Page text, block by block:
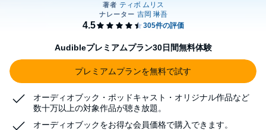
Audibleプレミアムプラン30日間無料体験
プレミアムプランを無料で試す
オーディオブック・ポッドキャスト・オリジナル作品など
数十万以上の対象作品が聴き放題。
オーディオブックをお得な会員価格で購入できます。